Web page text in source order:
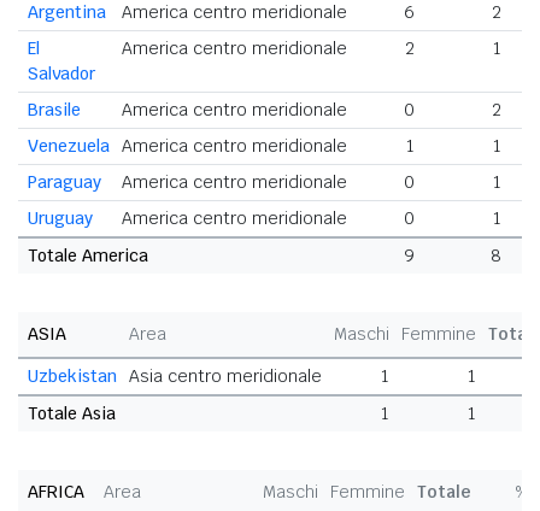
Argentina
America centro meridionale 6
2
El
Salvador
America centro meridionale 2 1
Brasile America centro meridionale 0
2
Venezuela America centro meridionale 1
1
Paraguay
America centro meridionale 0
1
Uruguay
America centro meridionale 0
1
Totale America
9 8
ASIA Area Maschi Femmine
Uzbekistan Asia centro meridionale 1 1
Totale Asia
1 1
AFRICA Area Maschi Femmine Totale %